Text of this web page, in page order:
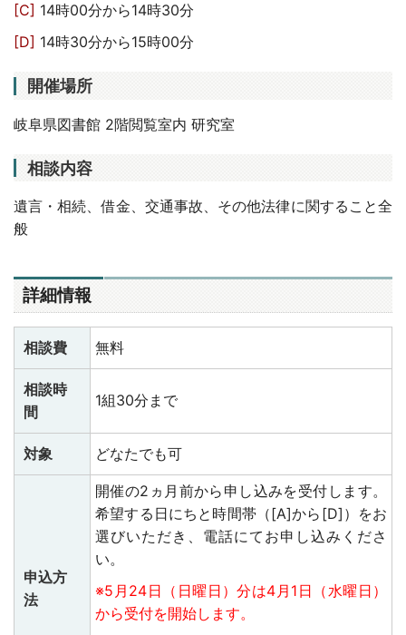
[C] 14時00分から14時30分
[D] 14時30分から15時00分
開催場所
岐阜県図書館 2階閲覧室内 研究室
相談内容
遺言・相続、借金、交通事故、その他法律に関すること全
般
詳細情報
相談費 無料
相談時
間
1組30分まで
対象 どなたでも可
申込方
法
開催の2ヵ月前から申し込みを受付します。
希望する日にちと時間帯（[A]から[D]）をお
選びいただき、電話にてお申し込みくださ
い。
※5月24日（日曜日）分は4月1日（水曜日）
から受付を開始します。